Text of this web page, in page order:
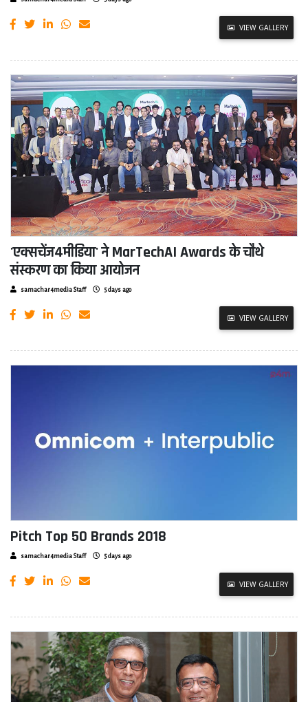
VIEW GALLERY
'एक्सचेंज4मीडिया' ने MarTechAI Awards के चौथे
संस्करण का किया आयोजन
samachar4media Staff 5 days ago
VIEW GALLERY
Pitch Top 50 Brands 2018
samachar4media Staff 5 days ago
VIEW GALLERY